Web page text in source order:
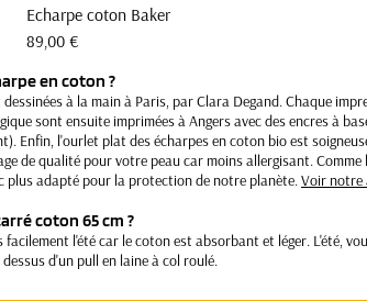
Echarpe coton Baker
Prix
89,00 €
en coton ?
à la main à Paris, par Clara Degand. Chaque
sont ensuite imprimées à Angers avec des encres à
Enfin, l'ourlet plat des écharpes en coton bio est
de qualité pour votre peau car moins allergisant.
plus adapté pour la protection de notre planète.Voir notre
coton 65 cm ?
facilement l'été car le coton est absorbant et léger. L'été,
d'un pull en laine à col roulé.